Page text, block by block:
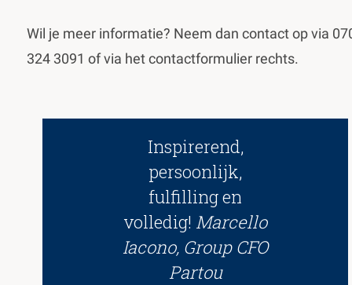
Wil je meer informatie? Neem dan contact op via
324 3091 of via het contactformulier rechts.
Inspirerend,
persoonlijk,
fulfilling en
volledig! Marcello
Iacono, Group CFO
Partou